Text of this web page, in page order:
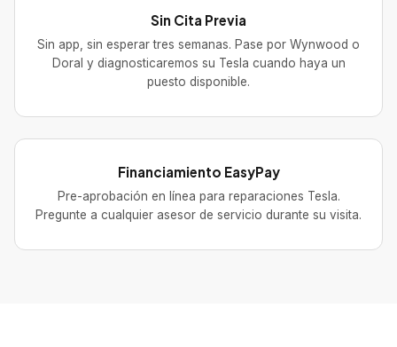
Sin Cita Previa
Sin app, sin esperar tres semanas. Pase por Wynwood o
Doral y diagnosticaremos su Tesla cuando haya un
puesto disponible.
Financiamiento EasyPay
Pre-aprobación en línea para reparaciones Tesla.
Pregunte a cualquier asesor de servicio durante su visita.